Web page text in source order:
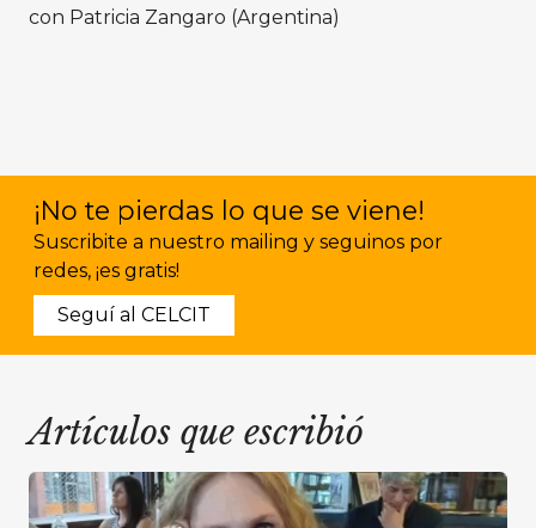
con Patricia Zangaro (Argentina)
¡No te pierdas lo que se viene!
Suscribite a nuestro mailing y seguinos por
redes, ¡es gratis!
Seguí al CELCIT
Artículos que escribió